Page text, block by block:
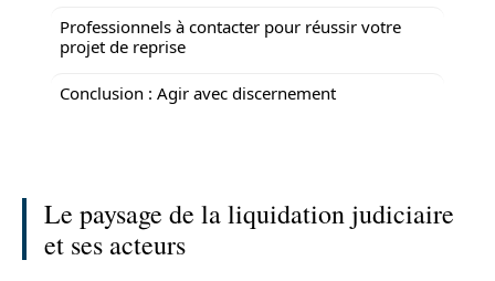
Professionnels à contacter pour réussir votre
projet de reprise
Conclusion : Agir avec discernement
Le paysage de la liquidation judiciaire
et ses acteurs